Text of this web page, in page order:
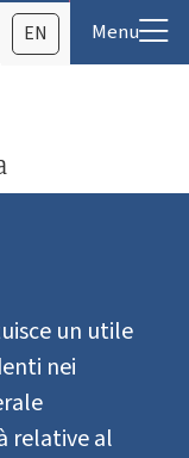
EN
un utile
nei
relative al